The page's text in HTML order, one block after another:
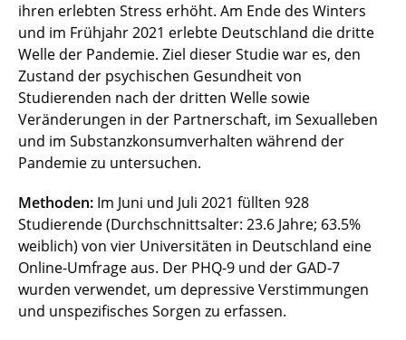
ihren erlebten Stress erhöht. Am Ende des Winters
und im Frühjahr 2021 erlebte Deutschland die dritte
Welle der Pandemie. Ziel dieser Studie war es, den
Zustand der psychischen Gesundheit von
Studierenden nach der dritten Welle sowie
Veränderungen in der Partnerschaft, im Sexualleben
und im Substanzkonsumverhalten während der
Pandemie zu untersuchen.
Methoden: Im Juni und Juli 2021 füllten 928
Studierende (Durchschnittsalter: 23.6 Jahre; 63.5%
weiblich) von vier Universitäten in Deutschland eine
Online-Umfrage aus. Der PHQ-9 und der GAD-7
wurden verwendet, um depressive Verstimmungen
und unspezifisches Sorgen zu erfassen.